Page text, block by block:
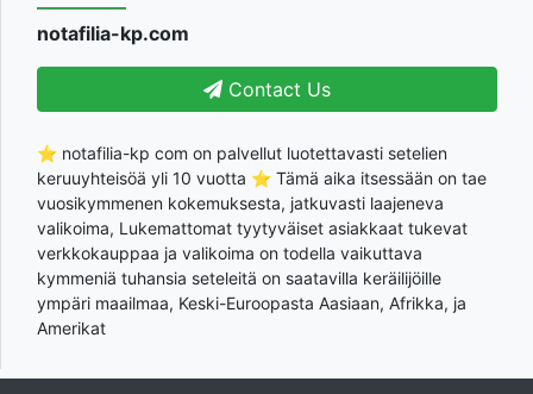
notafilia-kp.com
Contact Us
⭐ notafilia-kp com on palvellut luotettavasti setelien
keruuyhteisöä yli 10 vuotta ⭐ Tämä aika itsessään on tae
vuosikymmenen kokemuksesta, jatkuvasti laajeneva
valikoima, Lukemattomat tyytyväiset asiakkaat tukevat
verkkokauppaa ja valikoima on todella vaikuttava
kymmeniä tuhansia seteleitä on saatavilla keräilijöille
ympäri maailmaa, Keski-Euroopasta Aasiaan, Afrikka, ja
Amerikat